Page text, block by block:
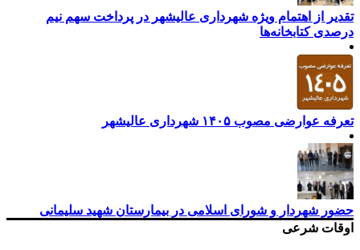
تقدیر از اهتمام ویژه شهرداری عالیشهر در پرداخت سهم نیم
درصدی کتابخانه‌ها
تعرفه عوارضی مصوب ۱۴۰۵ شهرداری عالیشهر
حضور شهردار و شورای اسلامی در بیمارستان شهید سلیمانی
اوقات شرعی